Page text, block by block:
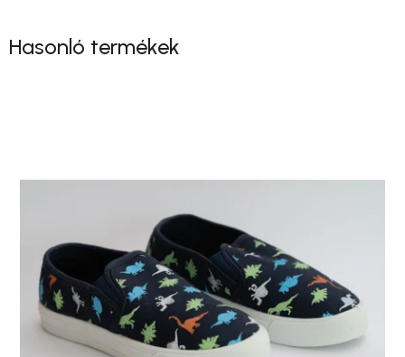
Hasonló termékek